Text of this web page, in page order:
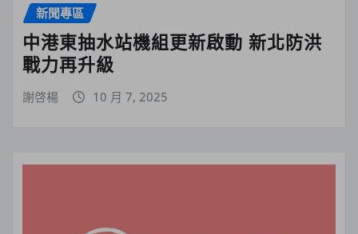
新聞專區
中港東抽水站機組更新啟動 新北防洪
戰力再升級
謝啓楊 10 月 7, 2025